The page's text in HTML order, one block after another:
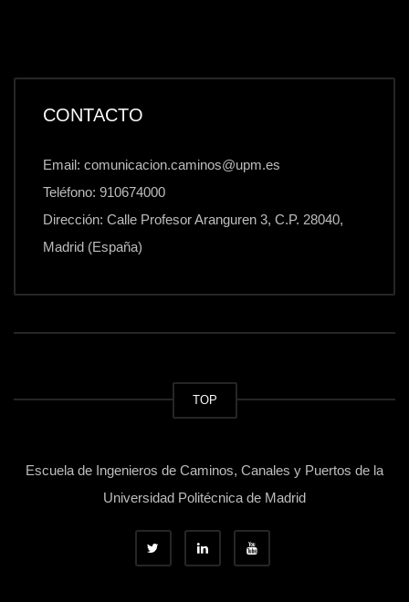
CONTACTO
Email: comunicacion.caminos@upm.es
Teléfono: 910674000
Dirección: Calle Profesor Aranguren 3, C.P. 28040,
Madrid (España)
TOP
Escuela de Ingenieros de Caminos, Canales y Puertos de la
Universidad Politécnica de Madrid